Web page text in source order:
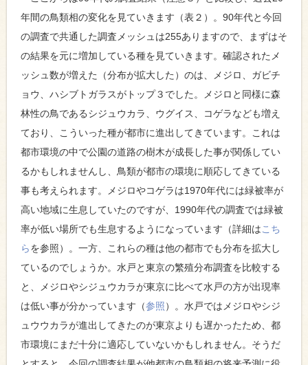
年間の鳥類相の変化を見ていきます（表２）。90年代と今回
の調査で共通した調査メッシュは255ありますので、まずはそ
の結果を元に増加している種を見ていきます。確認されたメ
ッシュ数が増えた（分布が拡大した）のは、メジロ、ガビチ
ョウ、ハシブトガラスがトップ３でした。メジロと同様に森
林性の鳥であるシジュウカラ、ウグイス、コゲラなども増え
ており、こういった種が都市に進出してきています。これは
都市環境の中で公園の道路の樹木が成長した事が関係してい
るかもしれませんし、鳥類が都市の環境に順応してきている
事も考えられます。メジロやコゲラは1970年代には緑被率が
高い地域に生息していたのですが、1990年代の調査では緑被
率が低い場所でも生息するようになっています（詳細はこち
らを参照）。一方、これらの種は他の都市でも分布を拡大し
ているのでしょうか。水戸と東京の繁殖分布調査を比較する
と、メジロやシジュウカラが東京に比べて水戸の方が出現率
は低い事が分かっています（参照）。水戸ではメジロやシジ
ュウウカラが進出してきたのが東京よりも遅かったため、都
市環境にまだ十分に適応していないかもしれません。そうだ